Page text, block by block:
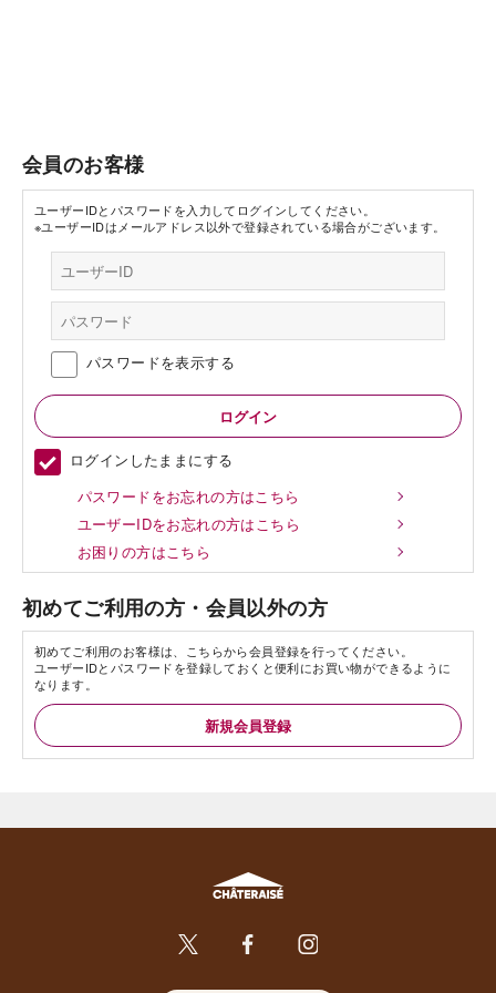
会員のお客様
ユーザーIDとパスワードを入力してログインしてください。
※ユーザーIDはメールアドレス以外で登録されている場合がございます。
パスワードを表示する
ログインしたままにする
パスワードをお忘れの方はこちら
ユーザーIDをお忘れの方はこちら
お困りの方はこちら
初めてご利用の方・会員以外の方
初めてご利用のお客様は、こちらから会員登録を行ってください。
ユーザーIDとパスワードを登録しておくと便利にお買い物ができるように
なります。